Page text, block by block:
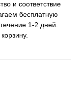
и соответствие
бесплатную
1-2 дней.